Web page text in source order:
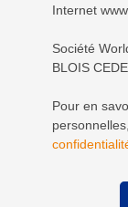
Internet
Société
BLOIS
Pour en